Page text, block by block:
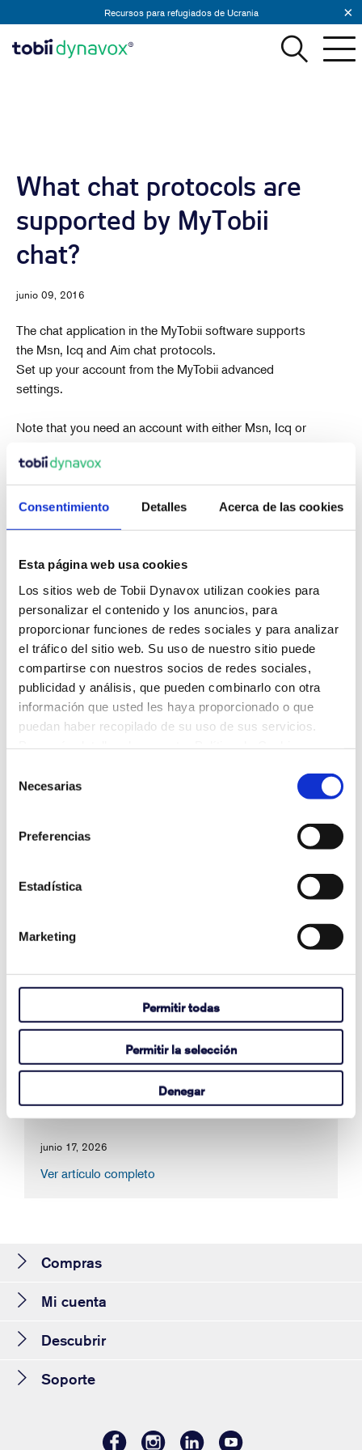
Consentimiento Detalles Acerca de las cookies
Esta página web usa cookies
Los sitios web de Tobii Dynavox utilizan cookies para
personalizar el contenido y los anuncios, para
proporcionar funciones de redes sociales y para analizar
el tráfico del sitio web. Su uso de nuestro sitio puede
compartirse con nuestros socios de redes sociales,
publicidad y análisis, que pueden combinarlo con otra
información que usted les haya proporcionado o que
puedan haber recopilado de su uso de sus servicios.
Necesarias
Preferencias
Estadística
Marketing
Permitir todas
Permitir la selección
Denegar
Recursos para refugiados de Ucrania
What chat protocols are
supported by MyTobii
chat?
junio 09, 2016
The chat application in the MyTobii software supports
the Msn, Icq and Aim chat protocols.
Set up your account from the MyTobii advanced
settings.
Note that you need an account with either Msn, Icq or
MyTobii chat application.
Artículos recientes
También en Artículos de apoyo
Why Are Album Cover Images Not
Player Pageset?
Voice
julio 14, 2026
Ver artículo completo
Here's how to find the Tobii Dynavox
device serial number.
junio 17, 2026
Ver artículo completo
Compras
Mi cuenta
Descubrir
Soporte